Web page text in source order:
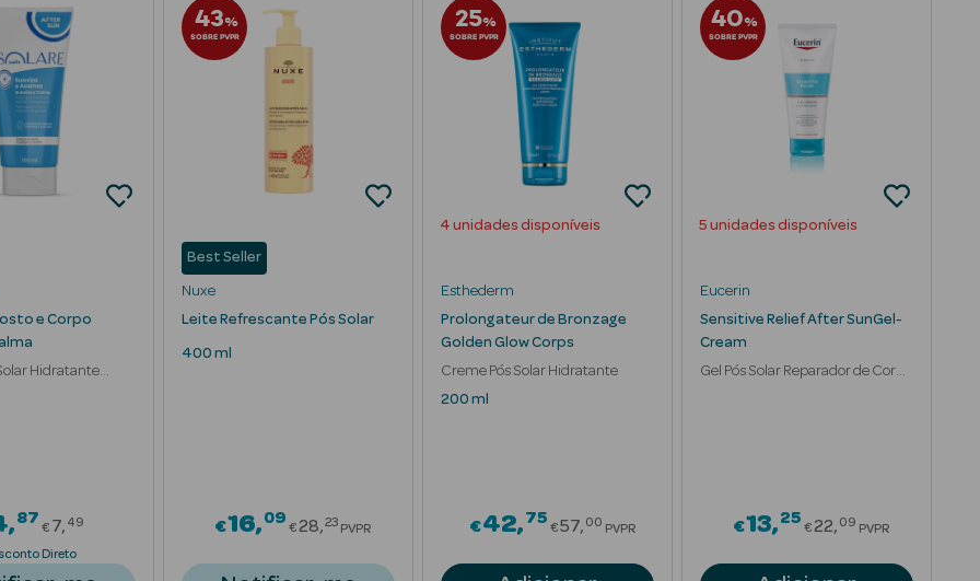
e Corpo
Hidratante
87Price reduced from
€ 7 49
Direto
43%
SOBRE PVPR
Best Seller
Nuxe
Leite Refrescante Pós Solar
400 ml
€16 09Price reduced from
€28 23 PVPR
25%
SOBRE PVPR
4 unidades disponíveis
Esthederm
Prolongateur de Bronzage
Golden Glow Corps
Creme Pós Solar Hidratante
200 ml
€42 75Price reduced from
€57 00 PVPR
40%
SOBRE PVPR
5 unidades disponíveis
Eucerin
Sensitive Relief After SunGel-
Cream
Gel Pós Solar Reparador de Corpo
€13 25Price reduced
€22 09 PVPR